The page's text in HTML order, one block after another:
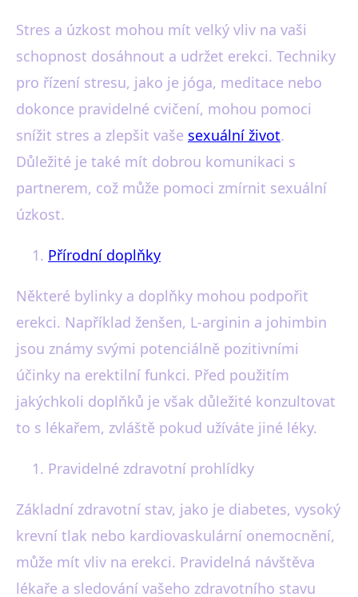
Stres a úzkost mohou mít velký vliv na vaši
schopnost dosáhnout a udržet erekci. Techniky
pro řízení stresu, jako je jóga, meditace nebo
dokonce pravidelné cvičení, mohou pomoci
snížit stres a zlepšit vaše sexuální život.
Důležité je také mít dobrou komunikaci s
partnerem, což může pomoci zmírnit sexuální
úzkost.
Přírodní doplňky
Některé bylinky a doplňky mohou podpořit
erekci. Například ženšen, L-arginin a johimbin
jsou známy svými potenciálně pozitivními
účinky na erektilní funkci. Před použitím
jakýchkoli doplňků je však důležité konzultovat
to s lékařem, zvláště pokud užíváte jiné léky.
Pravidelné zdravotní prohlídky
Základní zdravotní stav, jako je diabetes, vysoký
krevní tlak nebo kardiovaskulární onemocnění,
může mít vliv na erekci. Pravidelná návštěva
lékaře a sledování vašeho zdravotního stavu